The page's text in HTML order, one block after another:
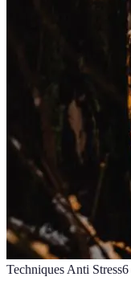
Techniques Anti Stress6